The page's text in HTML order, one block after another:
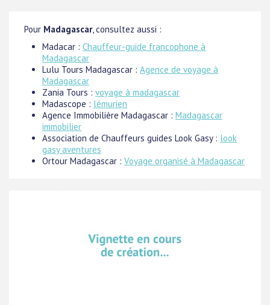
Pour Madagascar, consultez aussi :
Madacar : Chauffeur-guide francophone à
Madagascar
Lulu Tours Madagascar : Agence de voyage à
Madagascar
Zania Tours : voyage à madagascar
Madascope : lémurien
Agence Immobilière Madagascar : Madagascar
immobilier
Association de Chauffeurs guides Look Gasy : look
gasy aventures
Ortour Madagascar : Voyage organisé à Madagascar